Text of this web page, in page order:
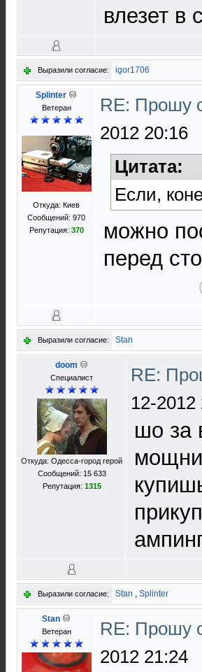
влезет в
Выразили согласие: igor1706
Splinter
Ветеран
Откуда: Киев
Сообщений: 970
Репутация: 370
RE: Прошу
2012 20:16
Цитата:
Если,
можно
перед
Выразили согласие: Stan
doom
Специалист
Откуда: Одесса-город герой
Сообщений: 15 633
Репутация: 1315
RE:
12-2012
шо за
Выразили согласие: Stan , Splinter
Stan
Ветеран
RE: Прошу
2012 21:24